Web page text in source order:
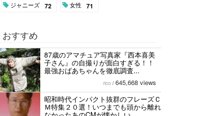
ジャニーズ 72 女性 71
おすすめ
87歳のアマチュア写真家『西本喜美
子さん』の自撮りが面白すぎる！！
最強おばあちゃんを徹底調査...
rico / 645,668 views
昭和時代インパクト抜群のフレーズＣ
Ｍ特集２０選！いつまでも頭から離れ